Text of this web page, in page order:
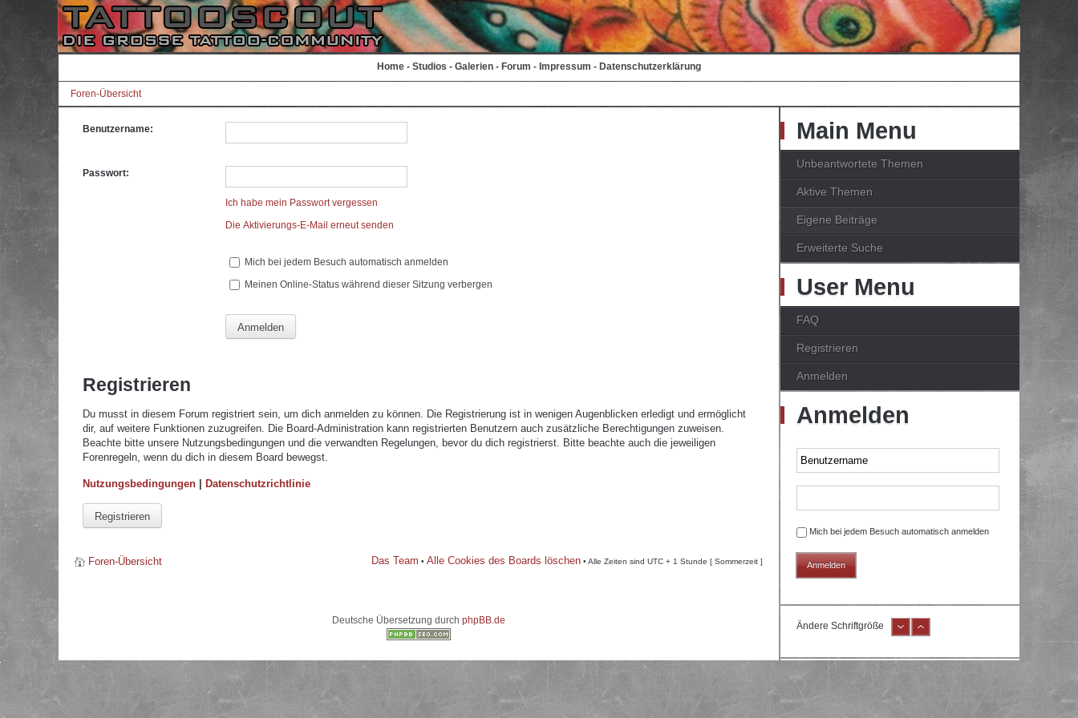
Home - Studios - Galerien - Forum - Impressum - Datenschutzerklärung
Foren-Übersicht
Benutzername:
Passwort:
Ich habe mein Passwort vergessen
Die Aktivierungs-E-Mail erneut senden
Mich bei jedem Besuch automatisch anmelden
Meinen Online-Status während dieser Sitzung verbergen
Registrieren
Du musst in diesem Forum registriert sein, um dich anmelden zu können. Die Registrierung ist in wenigen Augenblicken erledigt und ermöglicht
dir, auf weitere Funktionen zuzugreifen. Die Board-Administration kann registrierten Benutzern auch zusätzliche Berechtigungen zuweisen.
Beachte bitte unsere Nutzungsbedingungen und die verwandten Regelungen, bevor du dich registrierst. Bitte beachte auch die jeweiligen
Forenregeln, wenn du dich in diesem Board bewegst.
Nutzungsbedingungen | Datenschutzrichtlinie
Registrieren
Foren-Übersicht Das Team • Alle Cookies des Boards löschen • Alle Zeiten sind UTC + 1 Stunde [ Sommerzeit ]
Deutsche Übersetzung durch phpBB.de
Main Menu
Unbeantwortete Themen
Aktive Themen
Eigene Beiträge
Erweiterte Suche
User Menu
FAQ
Registrieren
Anmelden
Anmelden
Mich bei jedem Besuch automatisch anmelden
Ändere Schriftgröße